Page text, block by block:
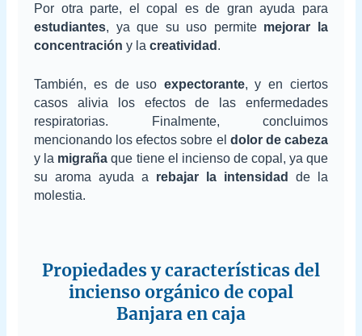
Por otra parte, el copal es de gran ayuda para
estudiantes, ya que su uso permite mejorar la
concentración y lacreatividad .
También, es de uso expectorante, y en ciertos
casos alivia los efectos de las enfermedades
respiratorias. Finalmente, concluimos
mencionando los efectos sobre el dolor de cabeza
y la migraña que tiene el incienso de copal, ya que
su aroma ayuda a rebajar la intensidad
de la
molestia.
Propiedades y características del
incienso orgánico de copal
Banjara en caja